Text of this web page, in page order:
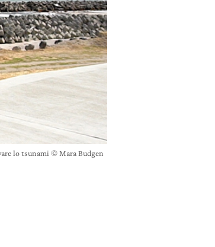
lo tsunami © Mara Budgen